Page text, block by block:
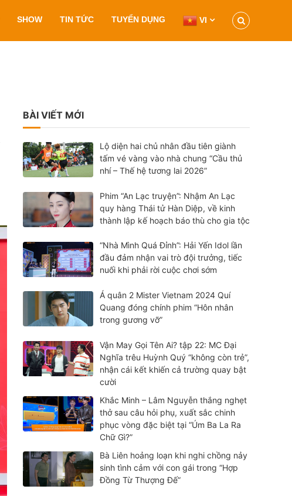
SHOW TIN TỨC TUYỂN DỤNG VI
BÀI VIẾT MỚI
Lộ diện hai chủ nhân đầu tiên giành
tấm vé vàng vào nhà chung “Cầu thủ
nhí – Thế hệ tương lai 2026”
Phim “An Lạc truyện”: Nhậm An Lạc
quy hàng Thái tử Hàn Diệp, về kinh
thành lập kế hoạch báo thù cho gia tộc
“Nhà Mình Quá Đỉnh”: Hải Yến Idol lần
đầu đảm nhận vai trò đội trưởng, tiếc
nuối khi phải rời cuộc chơi sớm
Á quân 2 Mister Vietnam 2024 Quí
Quang đóng chính phim “Hôn nhân
trong gương vỡ”
Vận May Gọi Tên Ai? tập 22: MC Đại
Nghĩa trêu Huỳnh Quý “không còn trẻ”,
nhận cái kết khiến cả trường quay bật
cười
Khắc Minh – Lâm Nguyễn thắng nghẹt
thở sau câu hỏi phụ, xuất sắc chinh
phục vòng đặc biệt tại “Úm Ba La Ra
Chữ Gì?”
Bà Liên hoảng loạn khi nghi chồng nảy
sinh tình cảm với con gái trong “Hợp
Đồng Từ Thượng Đế”